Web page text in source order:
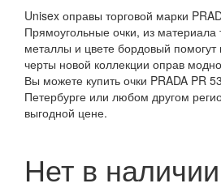
Unisex оправы торговой марки
Прямоугольные очки, из
металлы и цвете бордовый помогут
черты новой коллекции оправ
Вы можете купить очки PRADA PR
Петербурге или любом другом
выгодной цене.
Нет в наличии